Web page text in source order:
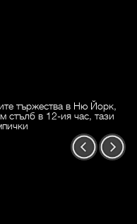
тържества в Ню Йорк,
стълб в 12-ия час, тази